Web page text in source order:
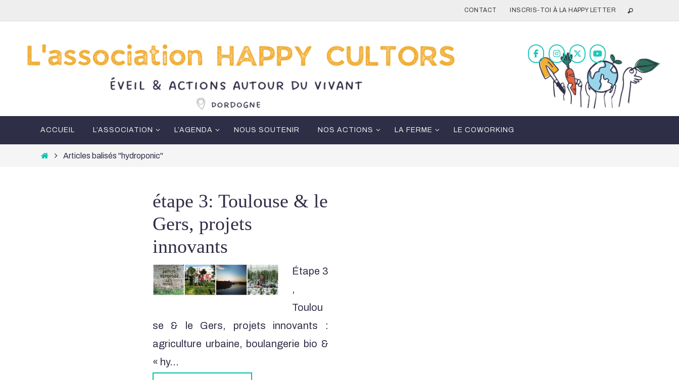
contenu
CONTACT INSCRIS-TOI À LA HAPPY LETTER
ACCUEIL L’ASSOCIATION L’AGENDA NOUS SOUTENIR NOS ACTIONS LA FERME LE COWORKING
HomeArticles balisés "hydroponic"
étape 3: Toulouse & le
Gers, projets
innovants
Étape 3
,
Toulou
se & le Gers, projets innovants :
agriculture urbaine, boulangerie bio &
« hy…